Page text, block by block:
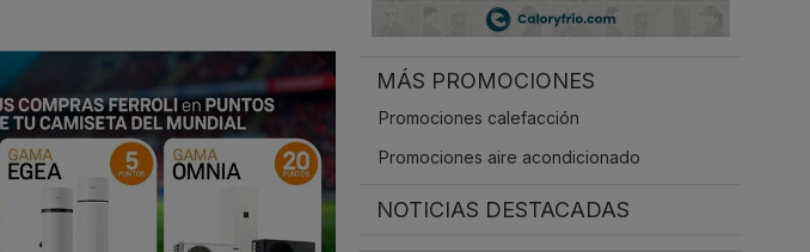
MÁS PROMOCIONES
Promociones calefacción
Promociones aire acondicionado
NOTICIAS DESTACADAS